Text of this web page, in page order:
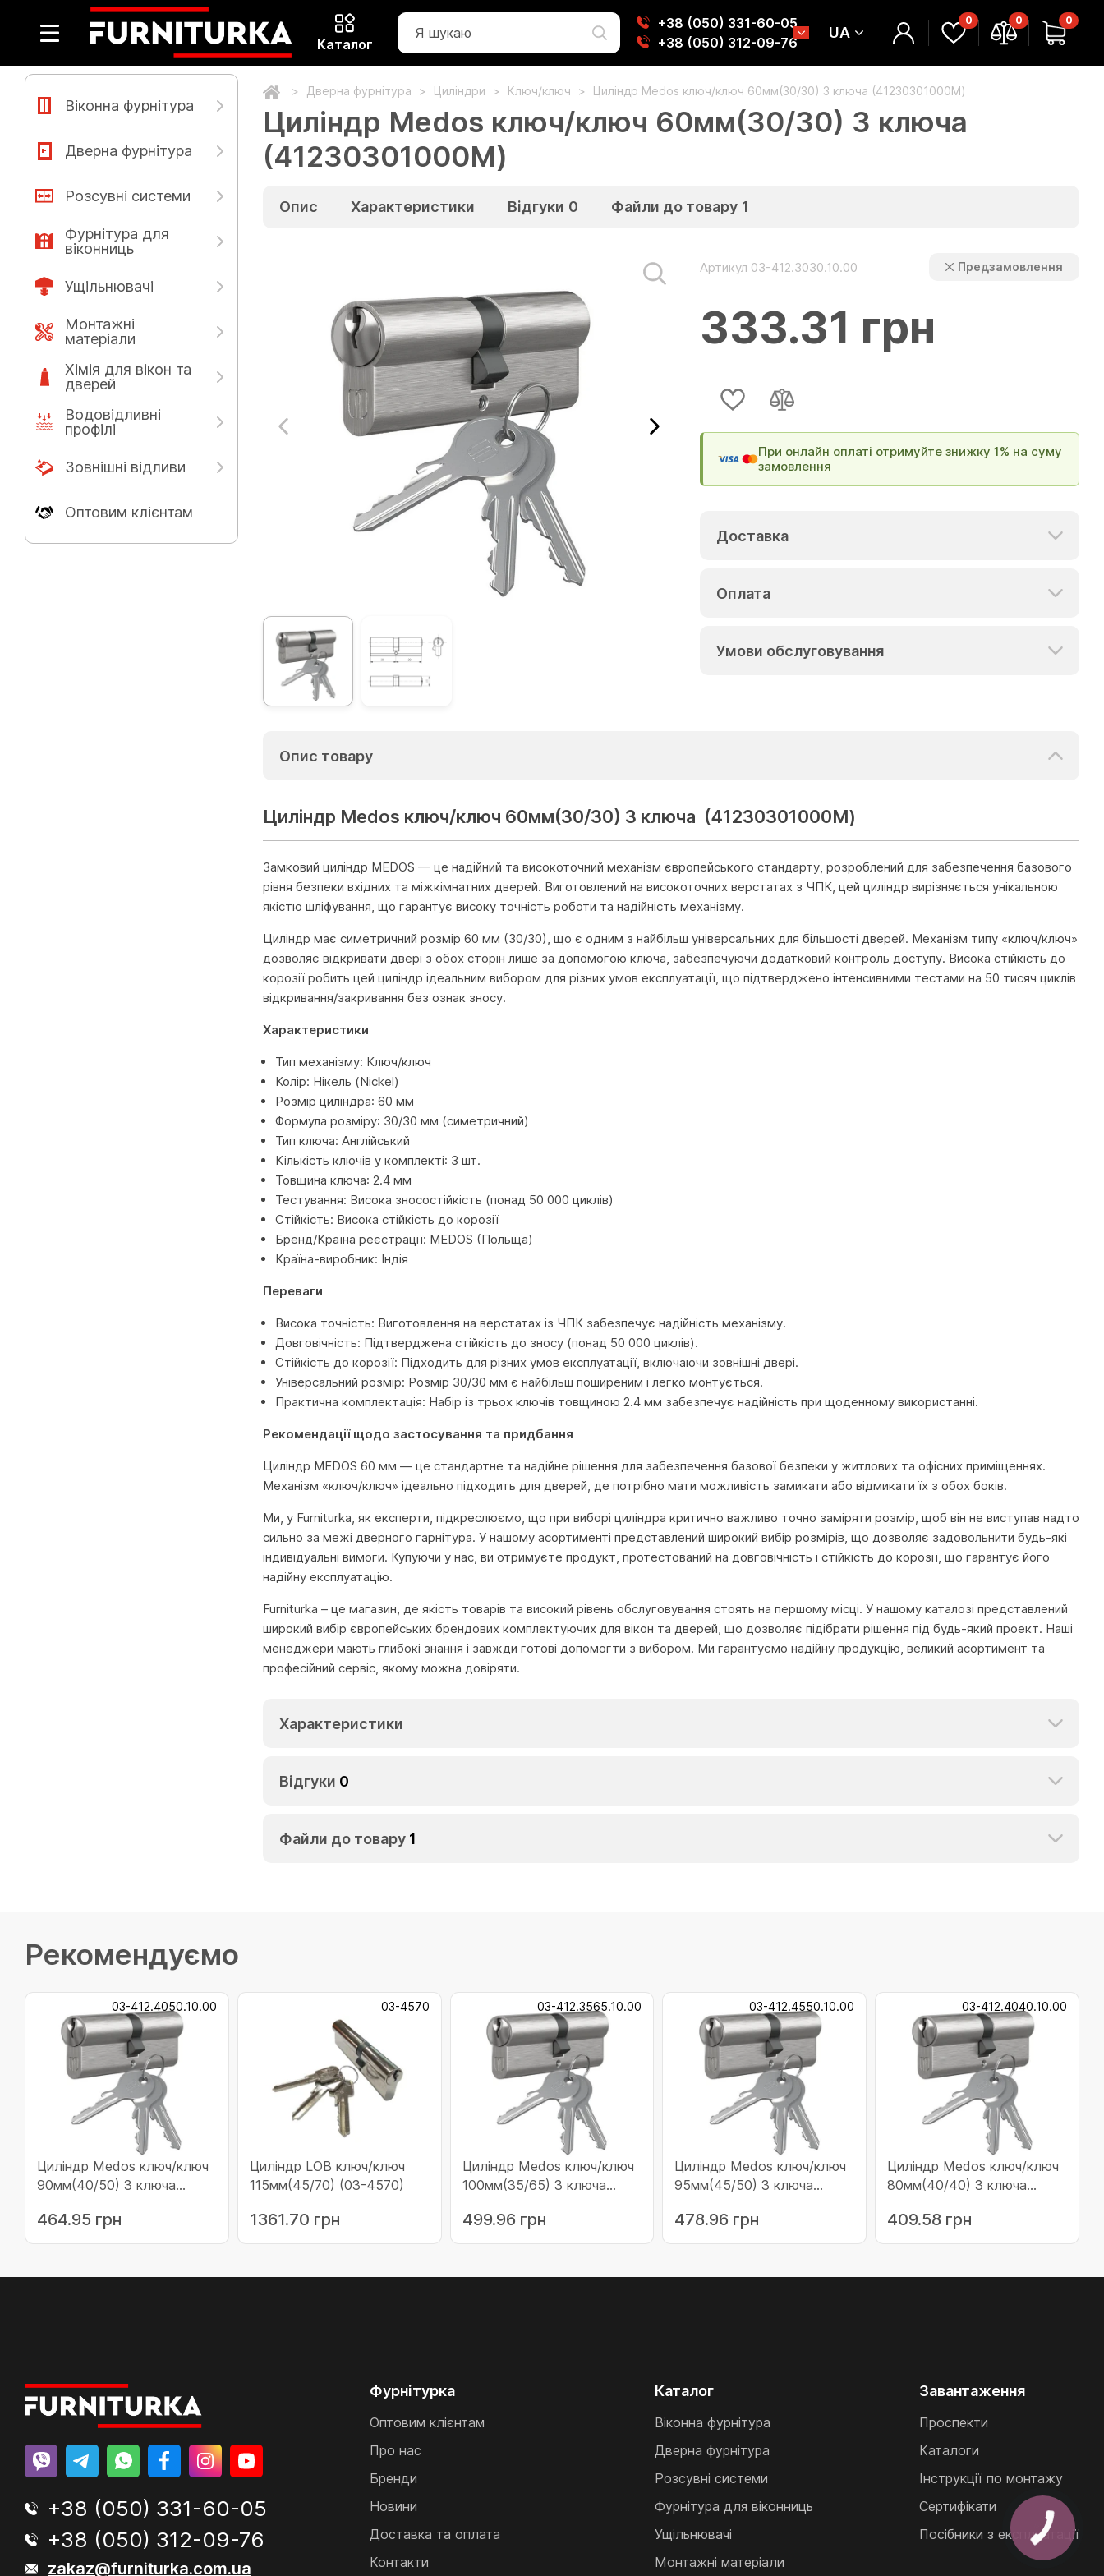
Каталог
+38 (050) 331-60-05
+38 (050) 312-09-76
UA
0 0 0
Віконна фурнітура
Дверна фурнітура
Розсувні системи
Фурнітура для
віконниць
Ущільнювачі
Монтажні
матеріали
Хімія для вікон та
дверей
Водовідливні
профілі
Зовнішні відливи
Оптовим клієнтам
Дверна фурнітура Циліндри Ключ/ключ Циліндр Medos ключ/ключ 60мм(30/30) 3 ключа (41230301000M)
Циліндр Medos ключ/ключ 60мм(30/30) 3 ключа
(41230301000M)
Опис Характеристики Відгуки 0 Файли до товару 1
Артикул 03-412.3030.10.00 Предзамовлення
333.31 грн
При онлайн оплаті отримуйте знижку 1% на суму
замовлення
Доставка
Оплата
Умови обслуговування
Опис товару
Циліндр Medos ключ/ключ 60мм(30/30) 3 ключа (41230301000M)
Замковий циліндр MEDOS — це надійний та високоточний механізм європейського стандарту, розроблений для забезпечення базового
рівня безпеки вхідних та міжкімнатних дверей. Виготовлений на високоточних верстатах з ЧПК, цей циліндр вирізняється унікальною
якістю шліфування, що гарантує високу точність роботи та надійність механізму.
Циліндр має симетричний розмір 60 мм (30/30), що є одним з найбільш універсальних для більшості дверей. Механізм типу «ключ/ключ»
дозволяє відкривати двері з обох сторін лише за допомогою ключа, забезпечуючи додатковий контроль доступу. Висока стійкість до
корозії робить цей циліндр ідеальним вибором для різних умов експлуатації, що підтверджено інтенсивними тестами на 50 тисяч циклів
відкривання/закривання без ознак зносу.
Характеристики
Тип механізму: Ключ/ключ
Колір: Нікель (Nickel)
Розмір циліндра: 60 мм
Формула розміру: 30/30 мм (симетричний)
Тип ключа: Англійський
Кількість ключів у комплекті: 3 шт.
Товщина ключа: 2.4 мм
Тестування: Висока зносостійкість (понад 50 000 циклів)
Стійкість: Висока стійкість до корозії
Бренд/Країна реєстрації: MEDOS (Польща)
Країна-виробник: Індія
Переваги
Висока точність: Виготовлення на верстатах із ЧПК забезпечує надійність механізму.
Довговічність: Підтверджена стійкість до зносу (понад 50 000 циклів).
Стійкість до корозії: Підходить для різних умов експлуатації, включаючи зовнішні двері.
Універсальний розмір: Розмір 30/30 мм є найбільш поширеним і легко монтується.
Практична комплектація: Набір із трьох ключів товщиною 2.4 мм забезпечує надійність при щоденному використанні.
Рекомендації щодо застосування та придбання
Циліндр MEDOS 60 мм — це стандартне та надійне рішення для забезпечення базової безпеки у житлових та офісних приміщеннях.
Механізм «ключ/ключ» ідеально підходить для дверей, де потрібно мати можливість замикати або відмикати їх з обох боків.
Ми, у Furniturka, як експерти, підкреслюємо, що при виборі циліндра критично важливо точно заміряти розмір, щоб він не виступав надто
сильно за межі дверного гарнітура. У нашому асортименті представлений широкий вибір розмірів, що дозволяє задовольнити будь-які
індивідуальні вимоги. Купуючи у нас, ви отримуєте продукт, протестований на довговічність і стійкість до корозії, що гарантує його
надійну експлуатацію.
Furniturka – це магазин, де якість товарів та високий рівень обслуговування стоять на першому місці. У нашому каталозі представлений
широкий вибір європейських брендових комплектуючих для вікон та дверей, що дозволяє підібрати рішення під будь-який проект. Наші
менеджери мають глибокі знання і завжди готові допомогти з вибором. Ми гарантуємо надійну продукцію, великий асортимент та
професійний сервіс, якому можна довіряти.
Характеристики
Відгуки 0
Файли до товару 1
Рекомендуємо
03-412.4050.10.00
Циліндр Medos ключ/ключ
90мм(40/50) 3 ключа
464.95 грн
03-4570
Циліндр LOB ключ/ключ
115мм(45/70) (03-4570)
1361.70 грн
03-412.3565.10.00
Циліндр Medos ключ/ключ
100мм(35/65) 3 ключа
499.96 грн
03-412.4550.10.00
Циліндр Medos ключ/ключ
95мм(45/50) 3 ключа
478.96 грн
03-412.4040.10.00
Циліндр Medos ключ/ключ
80мм(40/40) 3 ключа
409.58 грн
+38 (050) 331-60-05
+38 (050) 312-09-76
zakaz@furniturka.com.ua
Фурнітурка
Оптовим клієнтам
Про нас
Бренди
Новини
Доставка та оплата
Контакти
Каталог
Віконна фурнітура
Дверна фурнітура
Розсувні системи
Фурнітура для віконниць
Ущільнювачі
Монтажні матеріали
Завантаження
Проспекти
Каталоги
Інструкції по монтажу
Сертифікати
Посібники з експлуатації